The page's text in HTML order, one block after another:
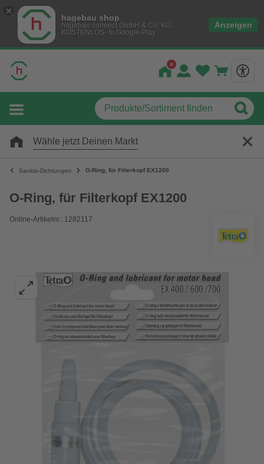
hagebau shop
hagebau connect GmbH & Co. KG
KOSTENLOS- In Google Play
Anzeigen
Wähle jetzt Deinen Markt
Sanitär-Dichtungen O-Ring, für Filterkopf EX1200
O-Ring, für Filterkopf EX1200
Online-Artikelnr.: 1282117